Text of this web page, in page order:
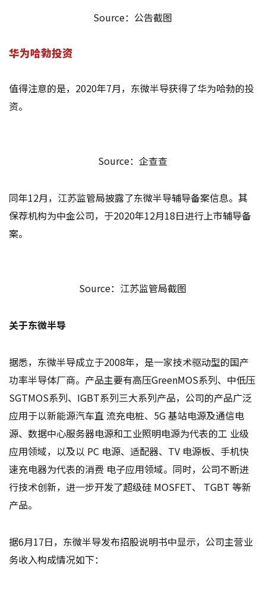
Source：公告截图
华为哈勃投资
值得注意的是，2020年7月，东微半导获得了华为哈勃的投
资。
Source：企查查
同年12月，江苏监管局披露了东微半导辅导备案信息。其
保荐机构为中金公司，于2020年12月18日进行上市辅导备
案。
Source：江苏监管局截图
关于东微半导
据悉，东微半导成立于2008年，是一家技术驱动型的国产
功率半导体厂商。产品主要有高压GreenMOS系列、中低压
SGTMOS系列、IGBT系列三大系列产品，公司的产品广泛
应用于以新能源汽车直 流充电桩、5G 基站电源及通信电
源、数据中心服务器电源和工业照明电源为代表的工 业级
应用领域，以及以 PC 电源、适配器、TV 电源板、手机快
速充电器为代表的消费 电子应用领域。同时，公司不断进
行技术创新，进一步开发了超级硅 MOSFET、 TGBT 等新
产品。
据6月17日，东微半导发布招股说明书中显示，公司主营业
务收入构成情况如下：